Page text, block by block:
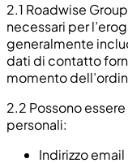
2.1 Roadwise
necessari per
generalmente
dati di contatto
momento
2.2 Possono
personali:
Indirizzo